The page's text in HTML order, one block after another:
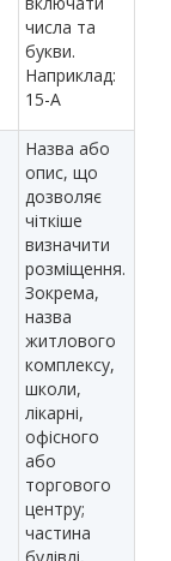
числа та
букви.
Наприклад:
15-А
Назва або
опис, що
дозволяє
чіткіше
визначити
розміщення.
Зокрема,
назва
житлового
комплексу,
школи,
лікарні,
офісного
або
торгового
центру;
частина